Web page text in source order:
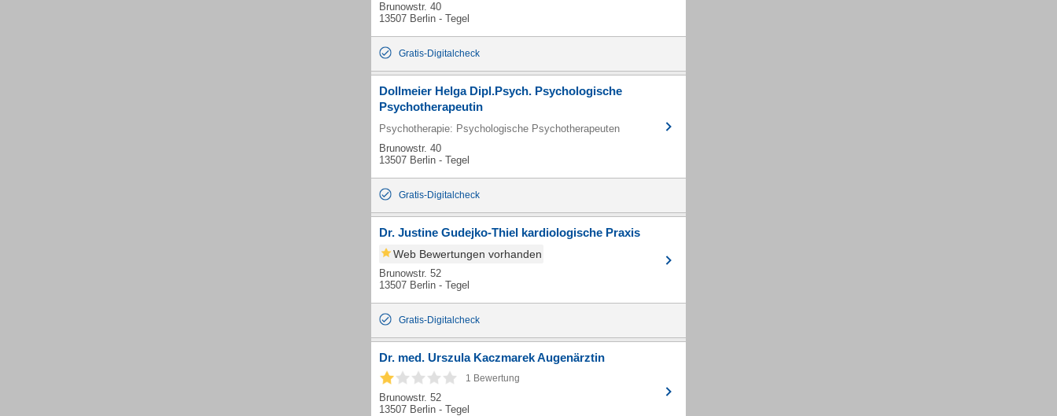
Brunowstr. 40
13507 Berlin - Tegel
Gratis-Digitalcheck
Dollmeier Helga Dipl.Psych. Psychologische
Psychotherapeutin
Psychotherapie: Psychologische Psychotherapeuten
Brunowstr. 40
13507 Berlin - Tegel
Gratis-Digitalcheck
Dr. Justine Gudejko-Thiel kardiologische Praxis
Web Bewertungen vorhanden
Brunowstr. 52
13507 Berlin - Tegel
Gratis-Digitalcheck
Dr. med. Urszula Kaczmarek Augenärztin
1 Bewertung
Brunowstr. 52
13507 Berlin - Tegel